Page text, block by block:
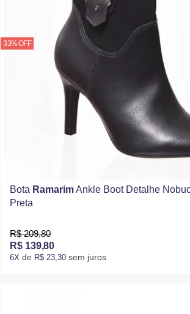
33% OFF
Bota RamarimAnkle Boot Detalhe
Preta
R$ 209,80
R$ 139,80
6X de R$ 23,30 sem juros